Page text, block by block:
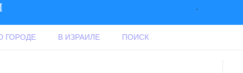
.
ГОРОДЕ В ИЗРАИЛЕ ПОИСК